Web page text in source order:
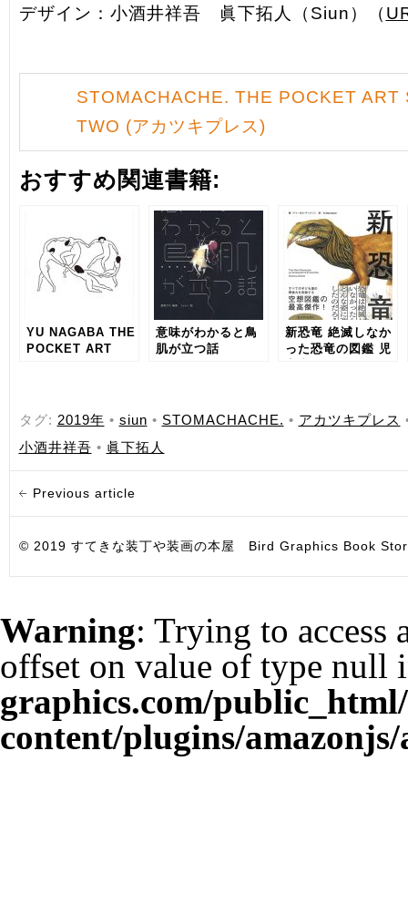
デザイン：小酒井祥吾 眞下拓人（Siun）（
STOMACHACHE. THE POCKET ART
TWO (アカツキプレス)
おすすめ関連書籍:
YU NAGABA THE
POCKET ART
意味がわかると鳥
肌が立つ話
新恐竜 絶滅しなか
った恐竜の図鑑 児
タグ: 2019年 • siun • STOMACHACHE. • アカツキプレス
小酒井祥吾 • 眞下拓人
Previous article
© 2019 すてきな装丁や装画の本屋 Bird Graphics Book
Warning: Trying to access
offset on value of type null
graphics.com/
content/plugins/